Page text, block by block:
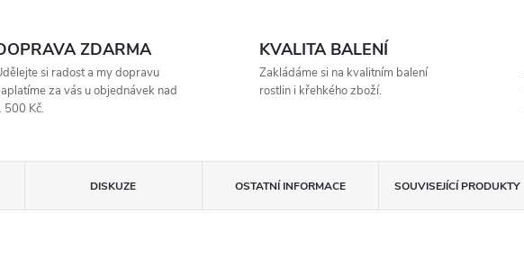
ZDARMA
si radost a my dopravu
za vás u objednávek nad
500 Kč.
KVALITA BALENÍ
Zakládáme si na kvalitním balení
rostlin i křehkého zboží.
DISKUZE OSTATNÍ INFORMACE SOUVISEJÍCÍ PRODUKTY